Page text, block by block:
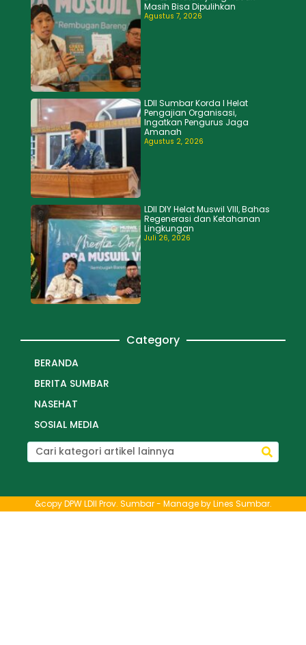
Masih Bisa Dipulihkan
Agustus 7, 2026
LDII Sumbar Korda I Helat
Pengajian Organisasi,
Ingatkan Pengurus Jaga
Amanah
Agustus 2, 2026
LDII DIY Helat Muswil VIII, Bahas
Regenerasi dan Ketahanan
Lingkungan
Juli 26, 2026
Category
BERANDA
BERITA SUMBAR
NASEHAT
SOSIAL MEDIA
&copy DPW LDII Prov. Sumbar - Manage byLines Sumbar.